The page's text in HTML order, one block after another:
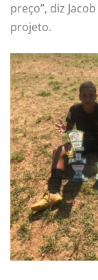
preço”, diz
projeto.